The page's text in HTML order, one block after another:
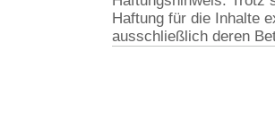
Haftung für die Inhalte
ausschließlich deren